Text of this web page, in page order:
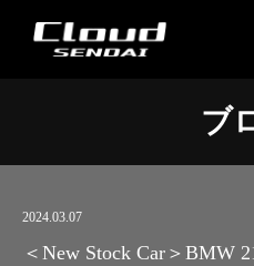
ブ
2024.03.07
＜New Stock Car＞BMW